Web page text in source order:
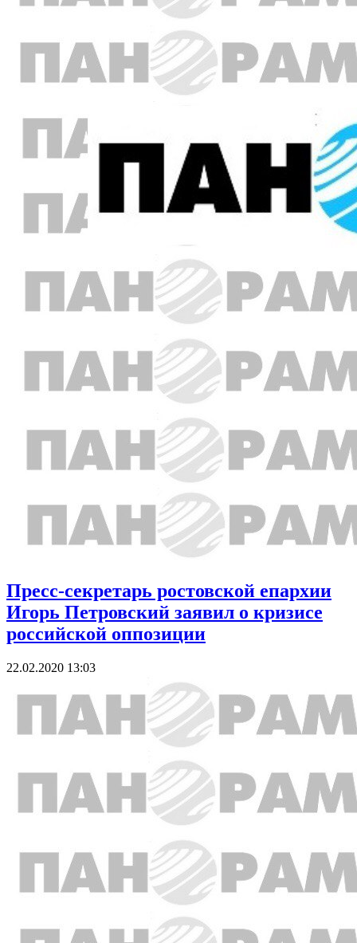
Пресс-секретарь ростовской епархии
Игорь Петровский заявил о кризисе
российской оппозиции
22.02.2020 13:03